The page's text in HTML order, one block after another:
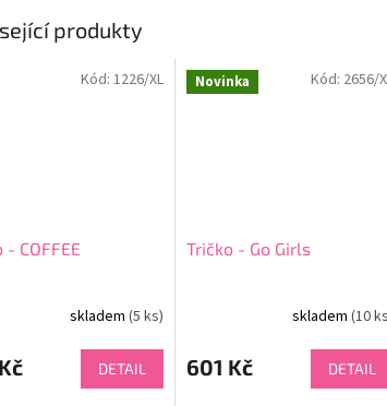
produkty
- COFFEE
skladem (5 ks)
DETAIL
Kód: 1226/XL Novinka
Tričko - Go Girls
skladem (10
601 Kč DETAIL
Kód: 2656/